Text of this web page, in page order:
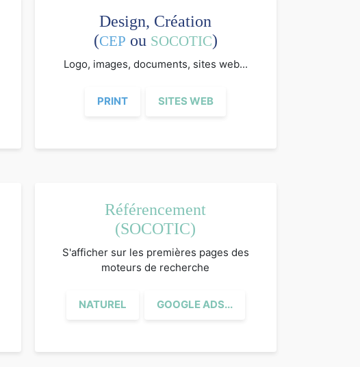
Design, Création
(CEP ou SOCOTIC)
Logo, images, documents, sites web...
PRINT SITES WEB
Référencement
(SOCOTIC)
S'afficher sur les premières pages des
moteurs de recherche
NATUREL GOOGLE ADS...